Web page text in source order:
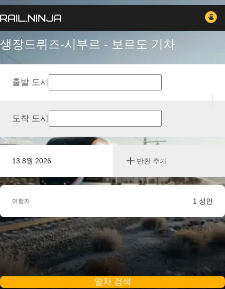
생장드뤼즈-시부르 - 보르도 기차
13 8월 2026 반환 추가
출발 도시
도착 도시
여행자 1 성인
열차 검색